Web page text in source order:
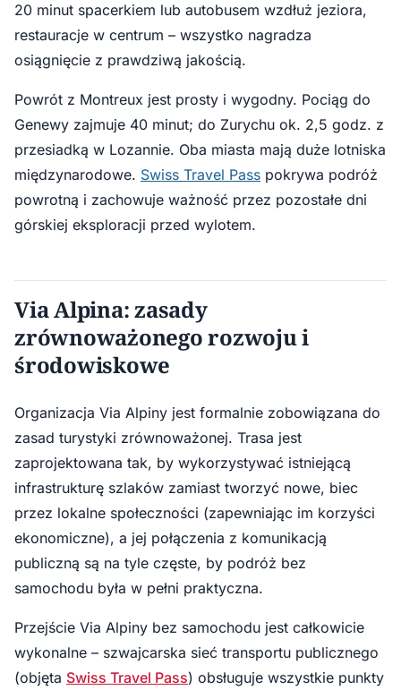
20 minut spacerkiem lub autobusem wzdłuż jeziora,
restauracje w centrum – wszystko nagradza
osiągnięcie z prawdziwą jakością.
Powrót z Montreux jest prosty i wygodny. Pociąg do
Genewy zajmuje 40 minut; do Zurychu ok. 2,5 godz. z
przesiadką w Lozannie. Oba miasta mają duże lotniska
międzynarodowe. Swiss Travel Pass pokrywa podróż
powrotną i zachowuje ważność przez pozostałe dni
górskiej eksploracji przed wylotem.
Via Alpina: zasady
zrównoważonego rozwoju i
środowiskowe
Organizacja Via Alpiny jest formalnie zobowiązana do
zasad turystyki zrównoważonej. Trasa jest
zaprojektowana tak, by wykorzystywać istniejącą
infrastrukturę szlaków zamiast tworzyć nowe, biec
przez lokalne społeczności (zapewniając im korzyści
ekonomiczne), a jej połączenia z komunikacją
publiczną są na tyle częste, by podróż bez
samochodu była w pełni praktyczna.
Przejście Via Alpiny bez samochodu jest całkowicie
wykonalne – szwajcarska sieć transportu publicznego
(objęta Swiss Travel Pass) obsługuje wszystkie punkty